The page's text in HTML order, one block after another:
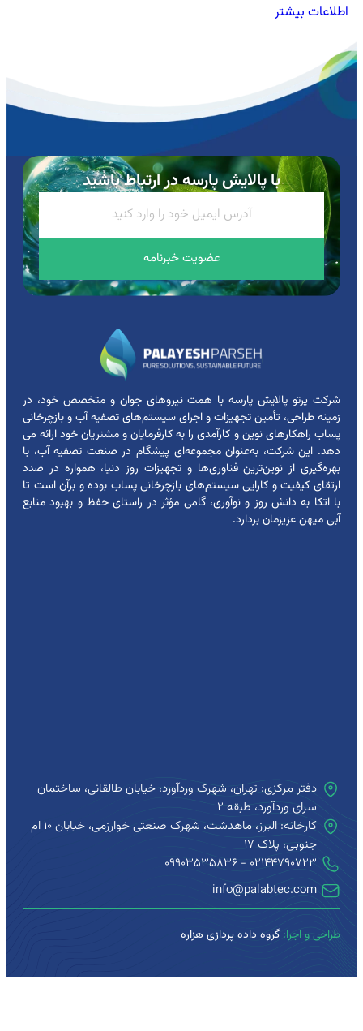
اطلاعات بیشتر
با پالایش پارسه در ارتباط باشید
عضویت خبرنامه
شرکت پرتو پالایش پارسه با همت نیروهای جوان و متخصص خود، در
زمینه طراحی، تأمین تجهیزات و اجرای سیستم‌های تصفیه آب و بازچرخانی
پساب راهکارهای نوین و کارآمدی را به کارفرمایان و مشتریان خود ارائه می
دهد. این شرکت، به‌عنوان مجموعه‌ای پیشگام در صنعت تصفیه آب، با
بهره‌گیری از نوین‌ترین فناوری‌ها و تجهیزات روز دنیا، همواره در صدد
ارتقای کیفیت و کارایی سیستم‌های بازچرخانی پساب بوده و برآن است تا
با اتکا به دانش روز و نوآوری، گامی مؤثر در راستای حفظ و بهبود منابع
آبی میهن عزیزمان بردارد.
دفتر مرکزی: تهران، شهرک وردآورد، خیابان طالقانی، ساختمان
سرای وردآورد، طبقه ۲
کارخانه: البرز، ماهدشت، شهرک صنعتی خوارزمی، خیابان 10 ام
جنوبی، پلاک 17
۰۲۱۴۴790723 - 09903535836
info@palabtec.com
طراحی و اجرا:گروه داده پردازی هزاره